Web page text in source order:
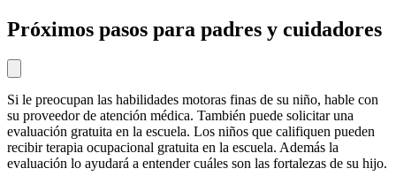
Próximos pasos para padres y cuidadores
Si le preocupan las habilidades motoras finas de su niño, hable con
su proveedor de atención médica. También puede solicitar una
evaluación gratuita en la escuela. Los niños que califiquen pueden
recibir terapia ocupacional gratuita en la escuela. Además la
evaluación lo ayudará a entender cuáles son las fortalezas de su hijo.